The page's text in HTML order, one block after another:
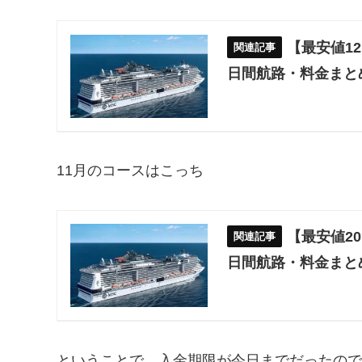
【最安値
日間航路・料金まと
11月のコースはこっち
【最安値
日間航路・料金まと